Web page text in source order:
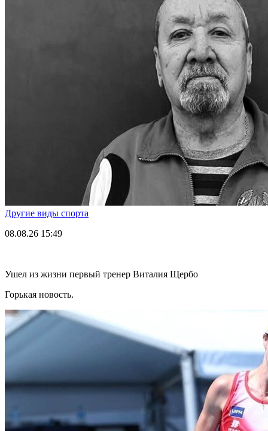
Другие виды спорта
08.08.26 15:49
Ушел из жизни первый тренер Виталия Щербо
Горькая новость.